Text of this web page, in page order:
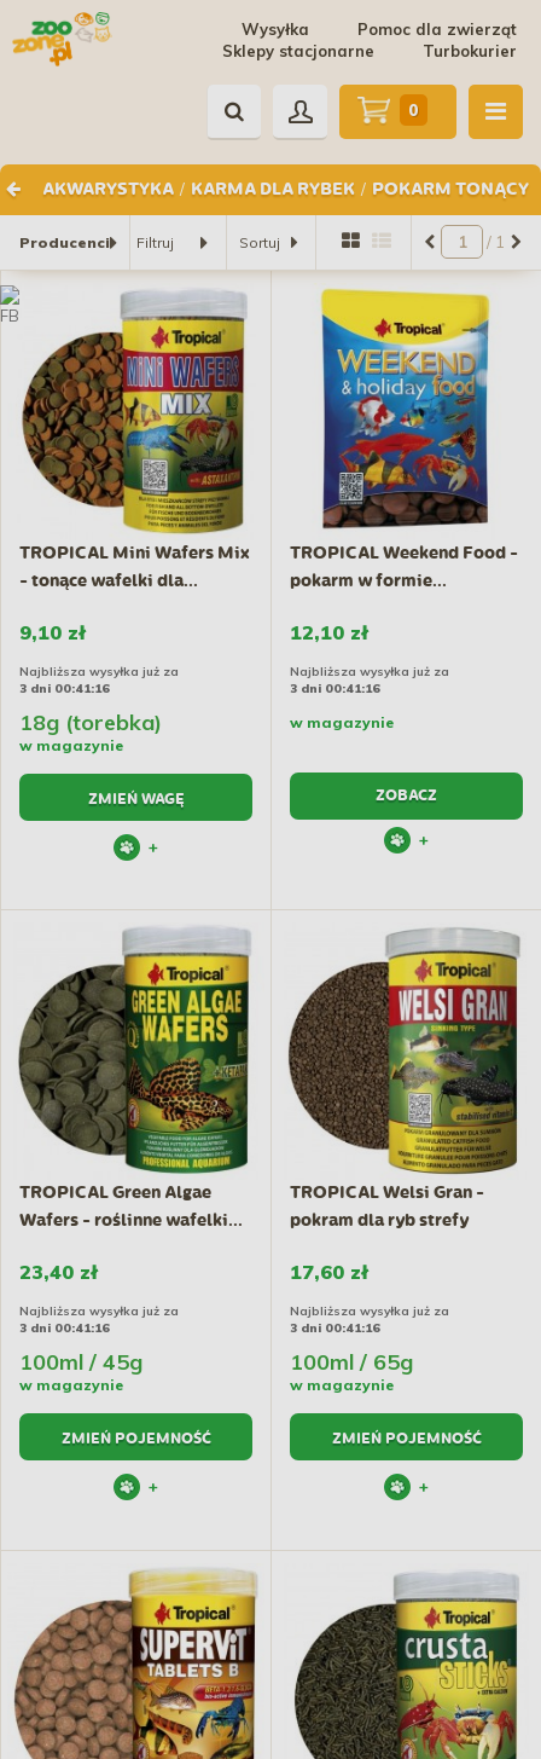
Pomoc dla zwierząt
Wysyłka
Turbokurier
Sklepy stacjonarne
AKWARYSTYKA / KARMA DLA RYBEK / POKARM TONĄCY
0
/ 1
TROPICAL Mini Wafers Mix
- tonące wafelki dla...
9,10 zł
Najbliższa wysyłka już za
3 dni 00:41:15
18g (torebka)
w magazynie
ZMIEŃ WAGĘ
+
TROPICAL Weekend Food -
pokarm w formie...
12,10 zł
Najbliższa wysyłka już za
3 dni 00:41:15
w magazynie
ZOBACZ
+
TROPICAL Green Algae
Wafers - roślinne wafelki...
23,40 zł
Najbliższa wysyłka już za
3 dni 00:41:15
100ml / 45g
w magazynie
ZMIEŃ POJEMNOŚĆ
+
TROPICAL Welsi Gran -
pokram dla ryb strefy
17,60 zł
Najbliższa wysyłka już za
3 dni 00:41:15
100ml / 65g
w magazynie
ZMIEŃ POJEMNOŚĆ
+